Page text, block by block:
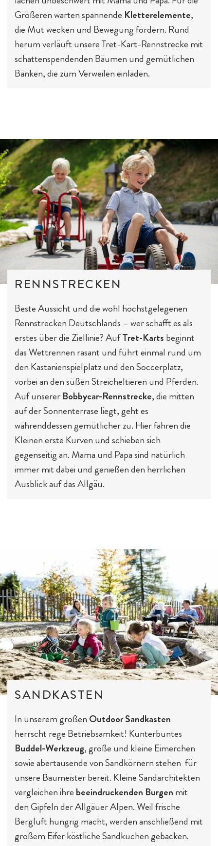
Größeren warten spannende Kletterelemente,
die Mut wecken und Bewegung fördern. Rund
herum verläuft unsere Tret-Kart-Rennstrecke mit
schattenspendenden Bäumen und gemütlichen
Bänken, die zum Verweilen einladen.
RENNSTRECKEN
Beste Aussicht und die wohl höchstgelegenen
Rennstrecken Deutschlands – wer schafft es als
erstes über die Ziellinie? AufTret-Karts beginnt
das Wettrennen rasant und führt einmal rund um
den Kastanienspielplatz und den Soccerplatz,
vorbei an den süßen Streicheltieren und Pferden.
Auf unserer Bobbycar-Rennstrecke, die mitten
auf der Sonnenterrase liegt, geht es
währenddessen gemütlicher zu. Hier fahren die
Kleinen erste Kurven und schieben sich
gegenseitig an. Mama und Papa sind natürlich
immer mit dabei und genießen den herrlichen
Ausblick auf das Allgäu.
SANDKASTEN
In unserem großen Outdoor Sandkasten
herrscht rege Betriebsamkeit! Kunterbuntes
Buddel-Werkzeug, große und kleine Eimerchen
sowie abertausende von Sandkörnern stehen für
unsere Baumeister bereit. Kleine Sandarchitekten
vergleichen ihre beeindruckenden Burgen mit
den Gipfeln der Allgäuer Alpen. Weil frische
Bergluft hungrig macht, werden anschließend mit
großem Eifer köstliche Sandkuchen gebacken.